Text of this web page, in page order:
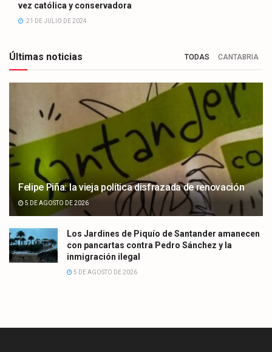
vez católica y conservadora
21 DE JULIO DE 2024
Últimas noticias TODAS CANTABRIA
Felipe Piña: la vieja política disfrazada de renovación
5 DE AGOSTO DE 2026
Los Jardines de Piquío de Santander amanecen
con pancartas contra Pedro Sánchez y la
inmigración ilegal
5 DE AGOSTO DE 2026